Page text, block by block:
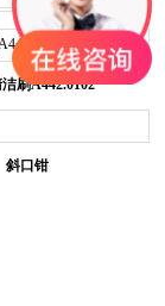
刷A442.0102
斜口钳